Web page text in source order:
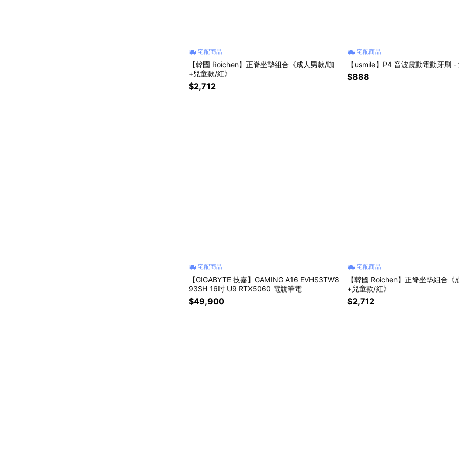
宅配商品
【韓國 Roichen】正脊坐墊組合《成人男款/咖
+兒童款/紅》
$2,712
宅配商品
【usmile】P4 音波震動電動牙刷 -
$888
宅配商品
【GIGABYTE 技嘉】GAMING A16 EVHS3TW8
93SH 16吋 U9 RTX5060 電競筆電
$49,900
宅配商品
【韓國 Roichen】正脊坐墊組合《
+兒童款/紅》
$2,712